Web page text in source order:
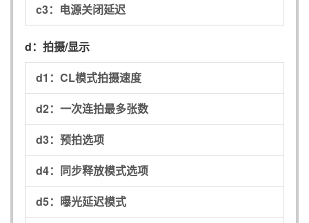
c3： 电源关闭延迟
d： 拍摄/显示
d1： CL模式拍摄速度
d2： 一次连拍最多张数
d3： 预拍选项
d4： 同步释放模式选项
d5： 曝光延迟模式